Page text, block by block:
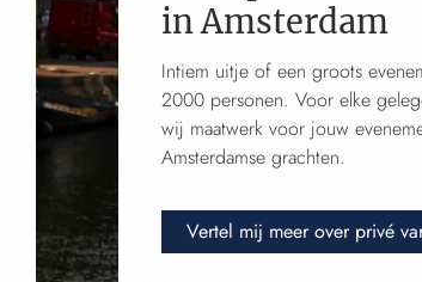
in Amsterdam
Intiem uitje of een groots
2000 personen. Voor elke
wij maatwerk voor jouw
Amsterdamse grachten.
Vertel mij meer over privé